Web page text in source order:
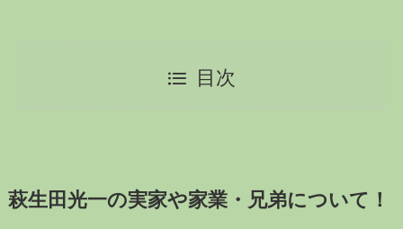
目次
萩生田光一の実家や家業・兄弟について！